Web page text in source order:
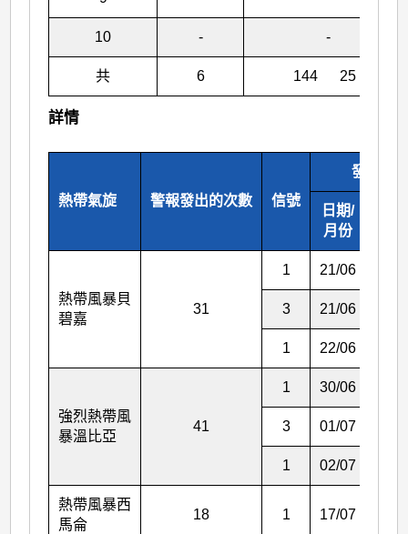
10 - -
共 6 144 25
詳情
熱帶氣旋 警報發出的次數 信號
發出
日期/
月份
熱帶風暴貝
碧嘉
31
1 21/06
3 21/06
1 22/06
強烈熱帶風
暴溫比亞
41
1 30/06
3 01/07
1 02/07
熱帶風暴西
馬侖
18 1 17/07